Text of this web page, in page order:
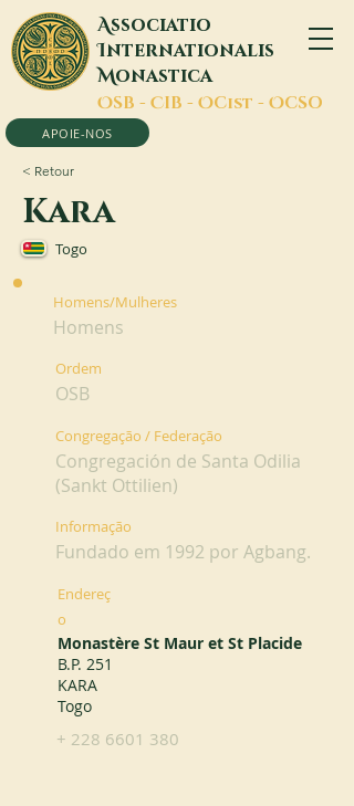
Associatio
Internationalis
Monastica
OSB - CIB - OCist - OCSO
APOIE-NOS
< Retour
Kara
Togo
Homens/Mulheres
Homens
Ordem
OSB
Congregação / Federação
Congregación de Santa Odilia
(Sankt Ottilien)
Informação
Fundado em 1992 por Agbang.
Endereç
o
Monastère St Maur et St Placide
B.P. 251
KARA
Togo
+ 228 6601 380